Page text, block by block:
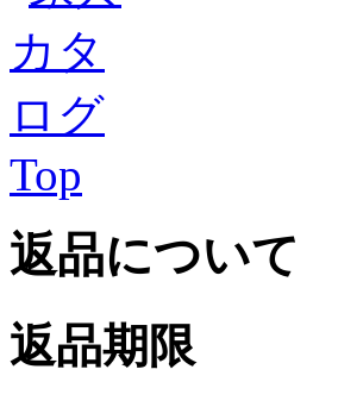
Top
返品について
返品期限